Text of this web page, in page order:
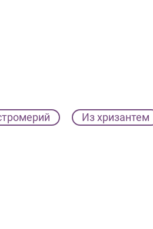
Из хризантем